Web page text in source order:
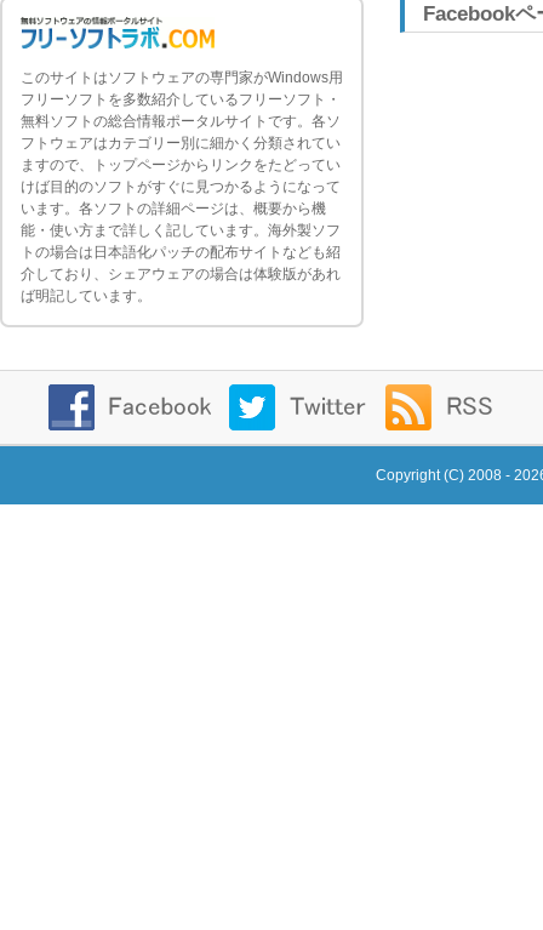
このサイトはソフトウェアの専門家がWindows用
フリーソフトを多数紹介しているフリーソフト・
無料ソフトの総合情報ポータルサイトです。各ソ
フトウェアはカテゴリー別に細かく分類されてい
ますので、トップページからリンクをたどってい
けば目的のソフトがすぐに見つかるようになって
います。各ソフトの詳細ページは、概要から機
能・使い方まで詳しく記しています。海外製ソフ
トの場合は日本語化パッチの配布サイトなども紹
介しており、シェアウェアの場合は体験版があれ
ば明記しています。
Facebookペ
Copyright (C) 2008 -